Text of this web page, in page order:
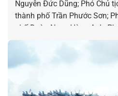
Nguyễn Đức Dũng; Phó Chủ
thành phố Trần Phước Sơn;
phố Đoàn Ngọc Hùng Anh;
phố Nguyễn Công Thanh chủ